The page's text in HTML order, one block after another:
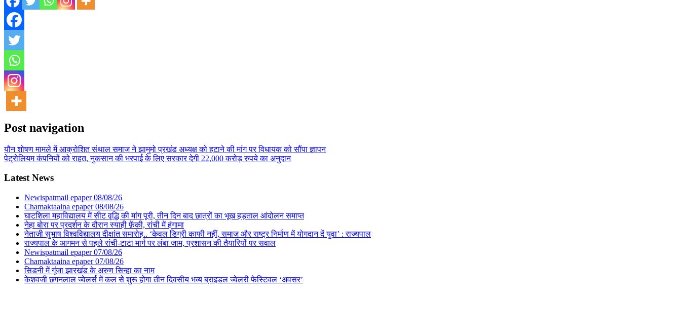
Post navigation
यौन शोषण मामले में आक्रोशित संथाल समाज ने झामुमो प्रखंड अध्यक्ष को हटाने की मांग पर विधायक को सौंपा ज्ञापन
पेट्रोलियम कंपनियों को राहत, नुकसान की भरपाई के लिए सरकार देगी 22,000 करोड़ रुपये का अनुदान
Latest News
Newispatmail epaper 08/08/26
Chamaktaaina epaper 08/08/26
घाटशिला महाविद्यालय में सीट वृद्धि की मांग पूरी, तीन दिन बाद छात्रों का भूख हड़ताल आंदोलन समाप्त
नेहा बोरा पर प्रदर्शन के दौरान स्याही फ़ेंकी, रांची में हंगामा
नेताजी सुभाष विश्वविद्यालय दीक्षांत समारोह.. ‘केवल डिग्री काफी नहीं, समाज और राष्ट्र निर्माण में योगदान दें युवा’ : राज्यपाल
राज्यपाल के आगमन से पहले रांची-टाटा मार्ग पर लंबा जाम, प्रशासन की तैयारियों पर सवाल
Newispatmail epaper 07/08/26
Chamaktaaina epaper 07/08/26
सिडनी में गूंजा झारखंड के अरुण सिन्हा का नाम
केशवजी छगनलाल ज्वेलर्स में कल से शुरू होगा तीन दिवसीय भव्य ब्राइडल ज्वेलरी फेस्टिवल ‘अवसर’